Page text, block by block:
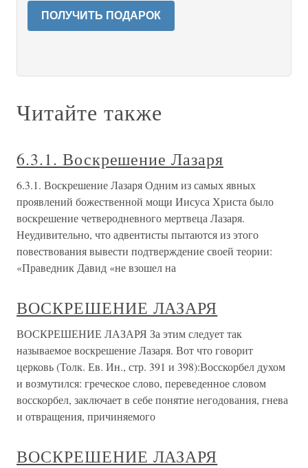
ПОЛУЧИТЬ ПОДАРОК
Читайте также
6.3.1. Воскрешение Лазаря
6.3.1. Воскрешение Лазаря Одним из самых явных
проявлений божественной мощи Иисуса Христа было
воскрешение четверодневного мертвеца Лазаря.
Неудивительно, что адвентисты пытаются из этого
повествования вывести подтверждение своей теории:
«Праведник Давид «не взошел на
ВОСКРЕШЕНИЕ ЛАЗАРЯ
ВОСКРЕШЕНИЕ ЛАЗАРЯ За этим следует так
называемое воскрешение Лазаря. Вот что говорит
церковь (Толк. Ев. Ин., стр. 391 и 398):Восскорбел духом
и возмутился: греческое слово, переведенное словом
восскорбел, заключает в себе понятие негодования, гнева
и отвращения, причиняемого
ВОСКРЕШЕНИЕ ЛАЗАРЯ